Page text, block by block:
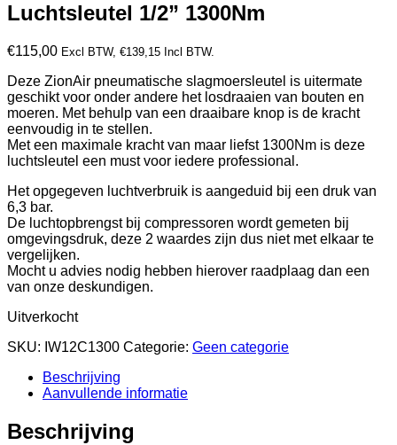
Luchtsleutel 1/2” 1300Nm
€115,00 Excl BTW, €139,15 Incl BTW.
Deze ZionAir pneumatische slagmoersleutel is uitermate
geschikt voor onder andere het losdraaien van bouten en
moeren. Met behulp van een draaibare knop is de kracht
eenvoudig in te stellen.
Met een maximale kracht van maar liefst 1300Nm is deze
luchtsleutel een must voor iedere professional.
Het opgegeven luchtverbruik is aangeduid bij een druk van
6,3 bar.
De luchtopbrengst bij compressoren wordt gemeten bij
omgevingsdruk, deze 2 waardes zijn dus niet met elkaar te
vergelijken.
Mocht u advies nodig hebben hierover raadplaag dan een
van onze deskundigen.
Uitverkocht
SKU: IW12C1300 Categorie: Geen categorie
Beschrijving
Aanvullende informatie
Beschrijving